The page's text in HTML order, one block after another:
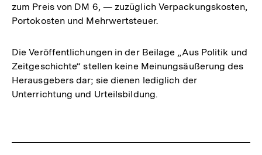
zum Preis von DM 6, — zuzüglich Verpackungskosten,
Portokosten und Mehrwertsteuer.
Die Veröffentlichungen in der Beilage „Aus Politik und
Zeitgeschichte“ stellen keine Meinungsäußerung des
Herausgebers dar; sie dienen lediglich der
Unterrichtung und Urteilsbildung.